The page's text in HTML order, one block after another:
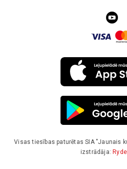
Visas tiesības paturētas SIA "Jaunais
izstrādāja: